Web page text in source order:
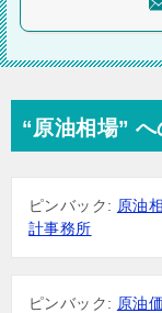
“原油相場”
ピンバック: 原油
計事務所
ピンバック: 原油